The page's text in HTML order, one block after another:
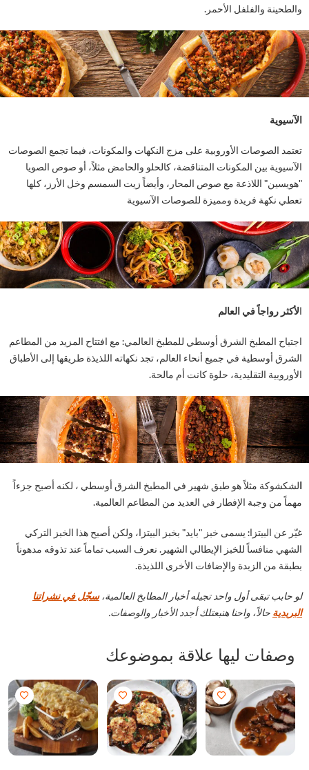
والفلفل الأحمر.
الصوصات الأوروبية على مزج النكهات والمكونات، فيما تجمع الصوصات
بين المكونات المتناقضة، كالحلو والحامض مثلاً، أو صوص الصويا
اللاذعة مع صوص المحار، وأيضاً زيت السمسم وخل الأرز، كلها
نكهة فريدة ومميزة للصوصات الآسيوية
رواجاً في العالم
المطبخ الشرق أوسطي للمطبخ العالمي: مع افتتاح المزيد من المطاعم
أوسطية في جميع أنحاء العالم، تجد نكهاته اللذيذة طريقها إلى الأطباق
التقليدية، حلوة كانت أم مالحة.
مثلاً هو طبق شهير في المطبخ الشرق أوسطي ، لكنه أصبح جزءاً
من وجبة الإفطار في العديد من المطاعم العالمية.
البيتزا: يسمى خبز "بايد" بخبز البيتزا، ولكن أصبح هذا الخبز التركي
منافساً للخبز الإيطالي الشهير. نعرف السبب تماماً عند تذوقه مدهوناً
من الزبدة والإضافات الأخرى اللذيذة.
تبقى أول واحد تجيله أخبار المطابخ العالمية،سجّل في نشراتنا
حالاً، واحنا هنبعتلك أجدد الأخبار والوصفات.
ليها علاقة بموضوعك